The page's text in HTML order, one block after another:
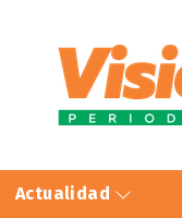
Actualidad